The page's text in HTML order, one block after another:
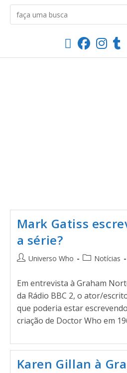
Mark Gatiss
a série?
Universo Who Notícias
Em entrevista à Graham
da Rádio BBC 2, o ator/
que poderia estar
criação de Doctor Who em
Karen Gillan à